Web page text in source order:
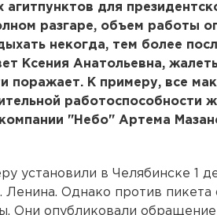
для
разгаре, объем работы
некогда, тем более
Ксения Анатольевна,
поражает. К примеру, все
работоспособности
"Небо" Артема
установили в Челябинске 1
Однако против пикета
Они опубликовали